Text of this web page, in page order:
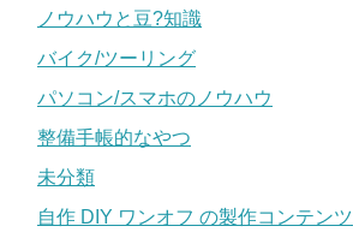
ノウハウと豆?知識
バイク/ツーリング
パソコン/スマホのノウハウ
整備手帳的なやつ
未分類
自作 DIY ワンオフ の製作コンテンツ